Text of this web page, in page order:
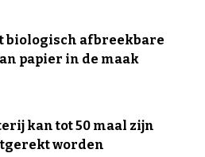
biologisch afbreekbare
papier in de maak
kan tot 50 maal zijn
worden